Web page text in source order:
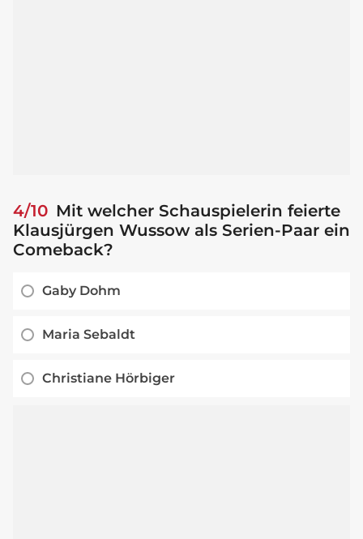
4/10 Mit welcher Schauspielerin feierte
Klausjürgen Wussow als Serien-Paar ein
Comeback?
Gaby Dohm
Maria Sebaldt
Christiane Hörbiger